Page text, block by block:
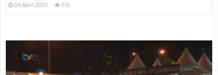
04 Abril 2025 0 K